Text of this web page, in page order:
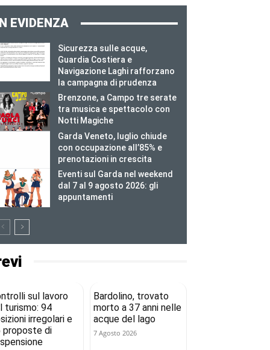
EVIDENZA
Sicurezza sulle acque,
Guardia Costiera e
Navigazione Laghi rafforzano
la campagna di prudenza
Brenzone, a Campo tre serate
tra musica e spettacolo con
Notti Magiche
Garda Veneto, luglio chiude
con occupazione all’85% e
prenotazioni in crescita
Eventi sul Garda nel weekend
dal 7 al 9 agosto 2026: gli
appuntamenti
sul lavoro
turismo: 94
irregolari e
proposte di
Bardolino, trovato
morto a 37 anni nelle
acque del lago
7 Agosto 2026